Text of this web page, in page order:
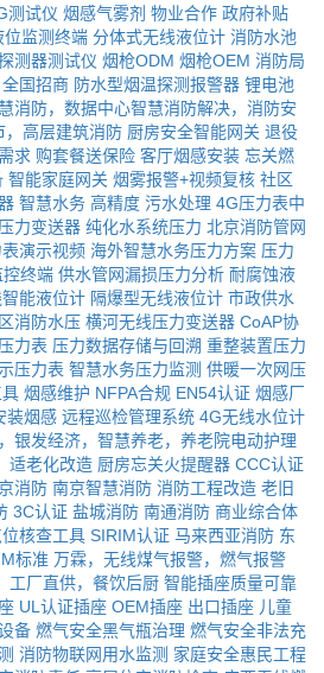
测试仪 烟感气雾剂 物业合作 政府补贴
位监测终端 分体式无线液位计 消防水池
测器测试仪 烟枪ODM 烟枪OEM 消防局
全国招商 防水型烟温探测报警器 锂电池
消防，数据中心智慧消防解决，消防安
，高层建筑消防 厨房安全智能网关 退役
求 购套餐送保险 客厅烟感安装 忘关燃
智能家庭网关 烟雾报警+视频复核 社区
智慧水务 高精度 污水处理 4G压力表中
力变送器 纯化水系统压力 北京消防管网
演示视频 海外智慧水务压力方案 压力
终端 供水管网漏损压力分析 耐腐蚀液
能液位计 隔爆型无线液位计 市政供水
消防水压 横河无线压力变送器 CoAP协
力表 压力数据存储与回溯 重整装置压力
压力表 智慧水务压力监测 供暖一次网压
烟感维护 NFPA合规 EN54认证 烟感厂
装烟感 远程巡检管理系统 4G无线水位计
银发经济，智慧养老，养老院电动护理
适老化改造 厨房忘关火提醒器 CCC认证
消防 南京智慧消防 消防工程改造 老旧
3C认证 盐城消防 南通消防 商业综合体
核查工具 SIRIM认证 马来西亚消防 东
标准 万霖，无线煤气报警，燃气报警
工厂直供，餐饮后厨 智能插座质量可靠
UL认证插座 OEM插座 出口插座 儿童
备 燃气安全黑气瓶治理 燃气安全非法充
消防物联网用水监测 家庭安全惠民工程